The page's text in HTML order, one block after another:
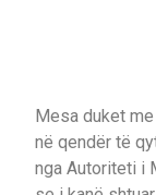
Mesa duket
në qendër të
nga Autoriteti i